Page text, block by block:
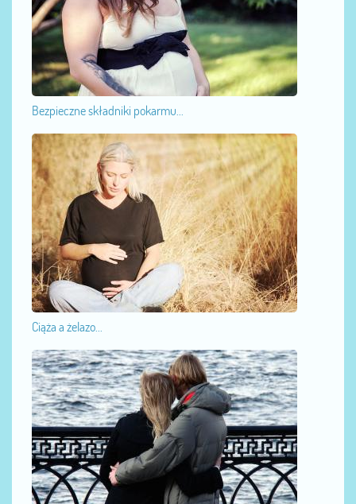
Bezpieczne składniki pokarmu...
Ciąża a żelazo...